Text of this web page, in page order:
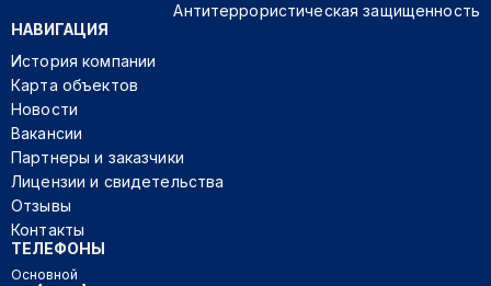
Антитеррористическая защищенность
НАВИГАЦИЯ
История компании
Карта объектов
Новости
Вакансии
Партнеры и заказчики
Лицензии и свидетельства
Отзывы
Контакты
ТЕЛЕФОНЫ
Основной